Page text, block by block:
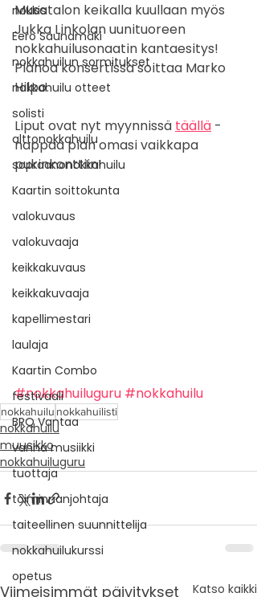
nokkis
Eero Saunamäki
nokkahuilun sormitukset
nokkahuilu otteet
solisti
alttonokkahuilu
sopraanonokkahuilu
Kaartin soittokunta
valokuvaus
valokuvaaja
keikkakuvaus
keikkakuvaaja
kapellimestari
laulaja
Kaartin Combo
festivaali
BRQ Vantaa
vanha musiikki
tuottaja
toiminnanjohtaja
taiteellinen suunnittelija
nokkahuilukurssi
opetus
Musatalon keikalla kuullaan myös
Jukka Linkolan uunituoreen
nokkahuilusonaatin kantaesitys!
Pianoa konsertissa soittaa Marko
Hilpo.
Liput ovat nyt myynnissä täällä -
nappaa pian omasi vaikkapa
pukinkonttiin!
#nokkahuiluguru #nokkahuilu
nokkahuilu nokkahuilisti
nokkahuilu
muusikko
nokkahuiluguru
Viimeisimmät päivitykset Katso kaikki